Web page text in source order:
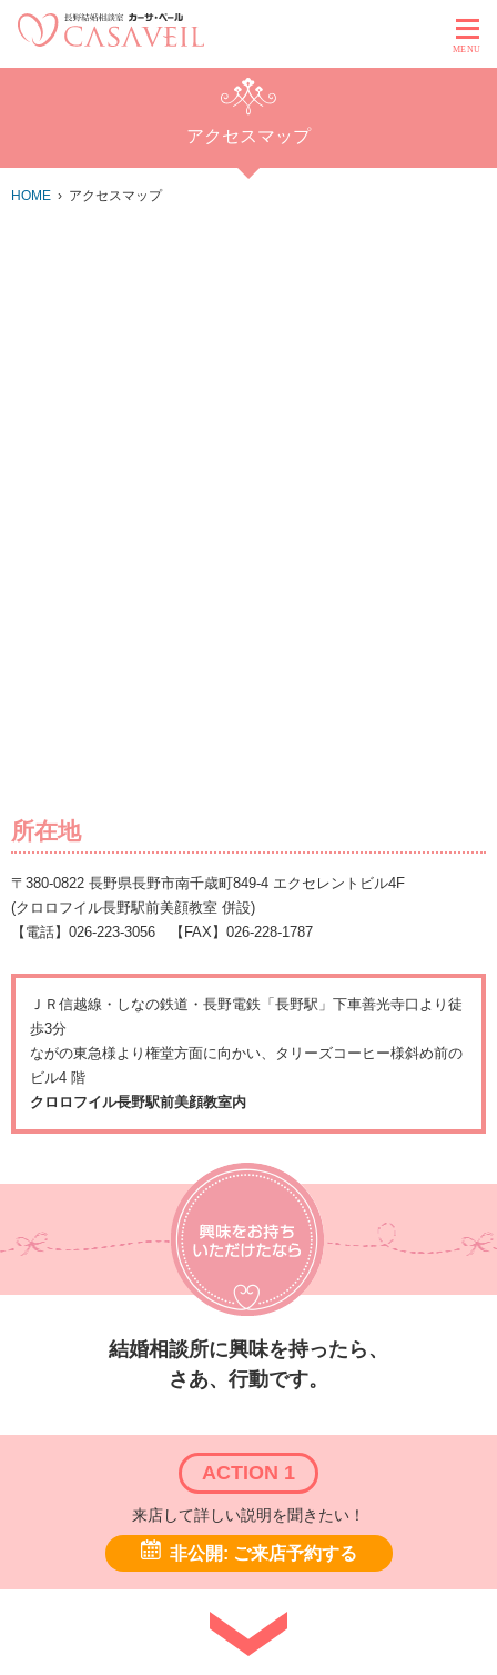
MENU
アクセスマップ
HOME アクセスマップ
所在地
〒380-0822 長野県長野市南千歳町849-4 エクセレントビル4F
(クロロフイル長野駅前美顔教室 併設)
【電話】026-223-3056 【FAX】026-228-1787
ＪＲ信越線・しなの鉄道・長野電鉄「長野駅」下車善光寺口より徒
歩3分
ながの東急様より権堂方面に向かい、タリーズコーヒー様斜め前の
ビル4 階
クロロフイル長野駅前美顔教室内
結婚相談所に興味を持ったら、
さあ、行動です。
ACTION 1
来店して詳しい説明を聞きたい！
非公開: ご来店予約する